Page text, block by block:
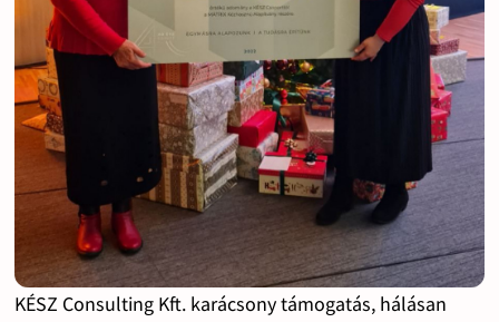
KÉSZ Consulting Kft. karácsony támogatás, hálásan